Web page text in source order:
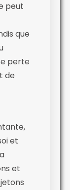
peut
que
perte
de
et
et